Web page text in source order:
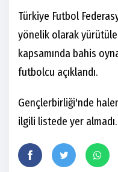
Türkiye Futbol
yönelik olarak
kapsamında bahis
futbolcu açıklandı.
Gençlerbirliği'nde
ilgili listede yer almadı.